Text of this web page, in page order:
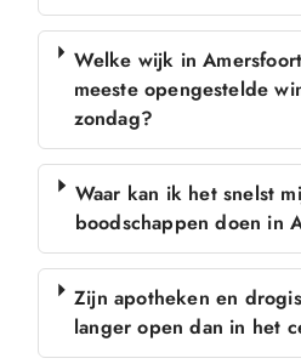
Welke wijk in
meeste opengestelde
zondag?
Waar kan ik het snelst
boodschappen doen in
Zijn apotheken en
langer open dan in het